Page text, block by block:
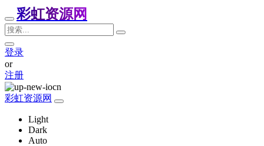
彩虹资源网
登录
or
注册
彩虹资源网
Light
Dark
Auto